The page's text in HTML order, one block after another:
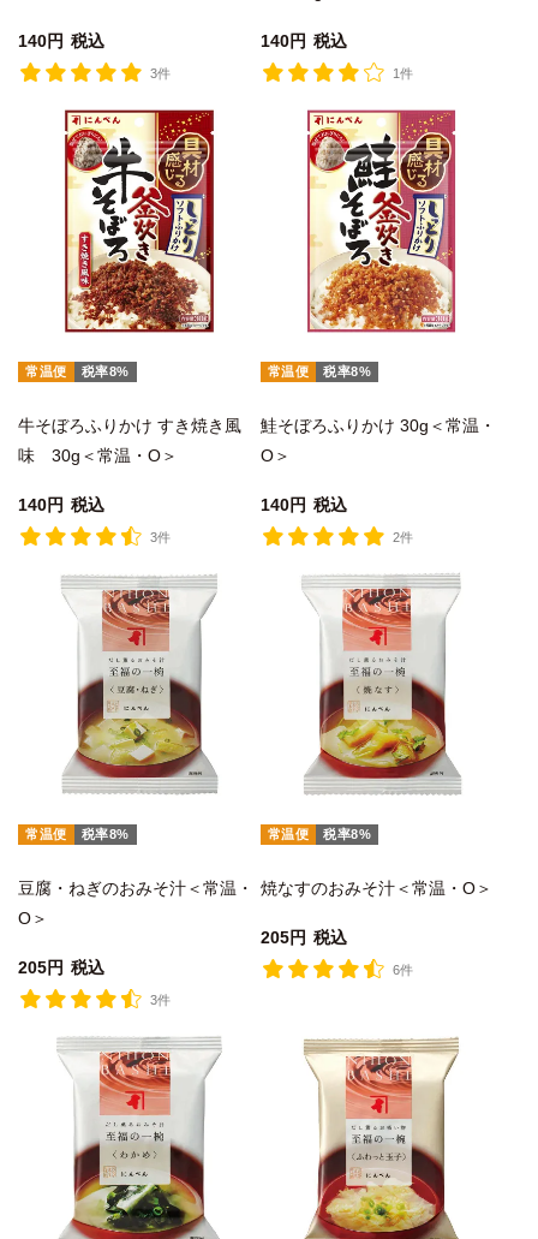
140 税込
3件
140 税込
1件
常温便 税率8%
牛そぼろふりかけ すき焼き風
味 30g＜常温・O＞
140 税込
3件
常温便 税率8%
鮭そぼろふりかけ 30g＜常温・
O＞
140 税込
2件
常温便 税率8%
豆腐・ねぎのおみそ汁＜常温・
O＞
205 税込
3件
常温便 税率8%
焼なすのおみそ汁＜常温・O＞
205 税込
6件